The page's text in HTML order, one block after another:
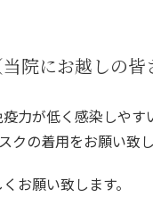
院にお越しの皆
力が低く感染しや
クの着用をお願い致し
お願い致します。